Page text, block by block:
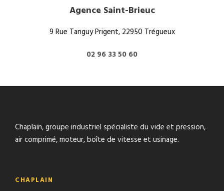
Agence Saint-Brieuc
9 Rue Tanguy Prigent, 22950 Trégueux
02 96 33 50 60
Chaplain, groupe industriel spécialiste du vide et pression,
air comprimé, moteur, boîte de vitesse et usinage.
CHAPLAIN